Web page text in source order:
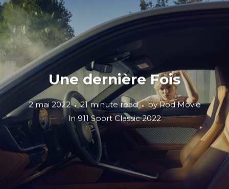
Une dernière Fois
2 mai 2022 21 minute read byRod Movie
In 911 Sport Classic 2022